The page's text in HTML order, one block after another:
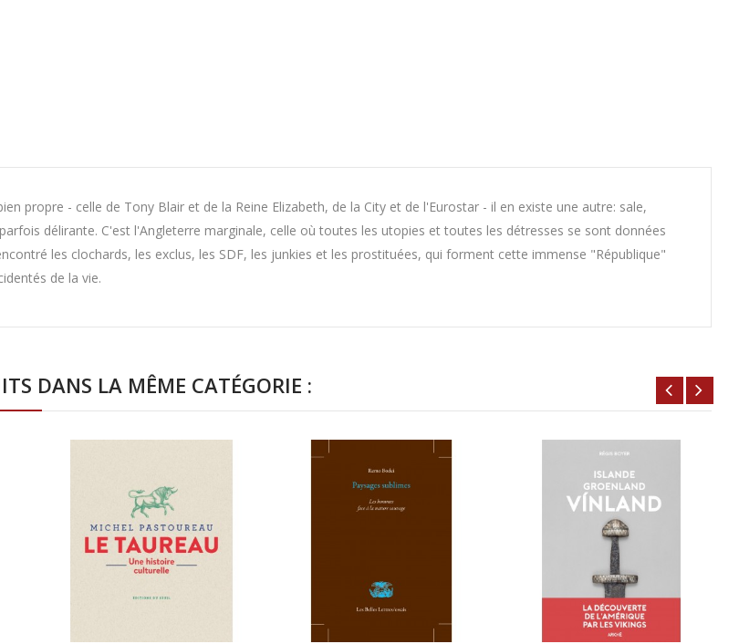
propre - celle de Tony Blair et de la Reine Elizabeth, de la City et de l'Eurostar - il en existe une autre: sale,
délirante. C'est l'Angleterre marginale, celle où toutes les utopies et toutes les détresses se sont données
les clochards, les exclus, les SDF, les junkies et les prostituées, qui forment cette immense "République"
de la vie.
DANS LA MÊME CATÉGORIE :